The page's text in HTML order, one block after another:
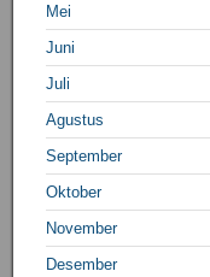
Mei
Juni
Juli
Agustus
September
Oktober
November
Desember